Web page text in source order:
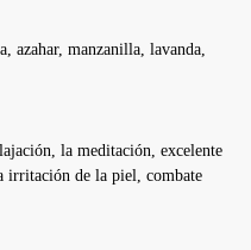
azahar, manzanilla, lavanda,
la meditación, excelente
irritación de la piel, combate